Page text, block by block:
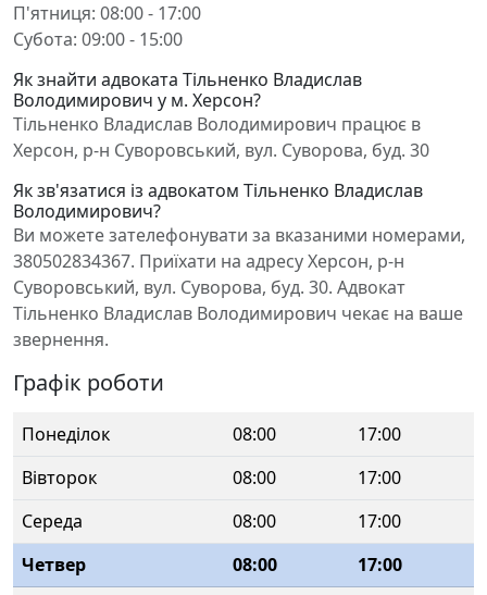
П'ятниця: 08:00 - 17:00
Субота: 09:00 - 15:00
Як знайти адвоката Тільненко Владислав
Володимирович у м. Херсон?
Тільненко Владислав Володимирович працює в
Херсон, р-н Суворовський, вул. Суворова, буд. 30
Як зв'язатися із адвокатом Тільненко Владислав
Володимирович?
Ви можете зателефонувати за вказаними номерами,
380502834367. Приїхати на адресу Херсон, р-н
Суворовський, вул. Суворова, буд. 30. Адвокат
Тільненко Владислав Володимирович чекає на ваше
звернення.
Графік роботи
Понеділок 08:00
17:00
Вівторок
08:00
17:00
Середа
08:00
17:00
Четвер
08:00
17:00